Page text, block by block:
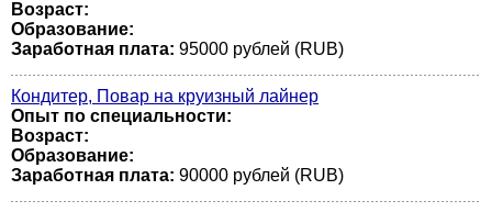
Возраст:
Образование:
Заработная плата: 95000 рублей (RUB)
Кондитер, Повар на круизный лайнер
Опыт по специальности:
Возраст:
Образование:
Заработная плата: 90000 рублей (RUB)